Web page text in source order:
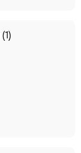
(1)